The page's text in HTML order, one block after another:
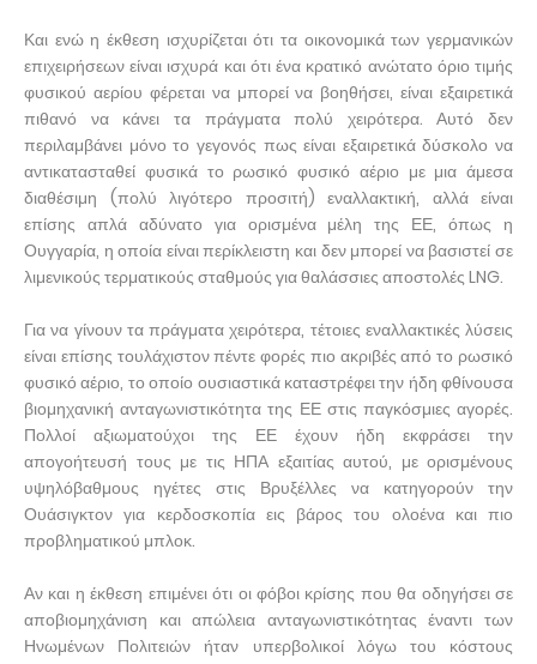
Και ενώ η έκθεση ισχυρίζεται ότι τα οικονομικά των γερμανικών
επιχειρήσεων είναι ισχυρά και ότι ένα κρατικό ανώτατο όριο τιμής
φυσικού αερίου φέρεται να μπορεί να βοηθήσει, είναι εξαιρετικά
πιθανό να κάνει τα πράγματα πολύ χειρότερα. Αυτό δεν
περιλαμβάνει μόνο το γεγονός πως είναι εξαιρετικά δύσκολο να
αντικατασταθεί φυσικά το ρωσικό φυσικό αέριο με μια άμεσα
διαθέσιμη (πολύ λιγότερο προσιτή) εναλλακτική, αλλά είναι
επίσης απλά αδύνατο για ορισμένα μέλη της ΕΕ, όπως η
Ουγγαρία, η οποία είναι περίκλειστη και δεν μπορεί να βασιστεί σε
λιμενικούς τερματικούς σταθμούς για θαλάσσιες αποστολές LNG.
Για να γίνουν τα πράγματα χειρότερα, τέτοιες εναλλακτικές λύσεις
είναι επίσης τουλάχιστον πέντε φορές πιο ακριβές από το ρωσικό
φυσικό αέριο, το οποίο ουσιαστικά καταστρέφει την ήδη φθίνουσα
βιομηχανική ανταγωνιστικότητα της ΕΕ στις παγκόσμιες αγορές.
Πολλοί αξιωματούχοι της ΕΕ έχουν ήδη εκφράσει την
απογοήτευσή τους με τις ΗΠΑ εξαιτίας αυτού, με ορισμένους
υψηλόβαθμους ηγέτες στις Βρυξέλλες να κατηγορούν την
Ουάσιγκτον για κερδοσκοπία εις βάρος του ολοένα και πιο
προβληματικού μπλοκ.
Αν και η έκθεση επιμένει ότι οι φόβοι κρίσης που θα οδηγήσει σε
αποβιομηχάνιση και απώλεια ανταγωνιστικότητας έναντι των
Ηνωμένων Πολιτειών ήταν υπερβολικοί λόγω του κόστους